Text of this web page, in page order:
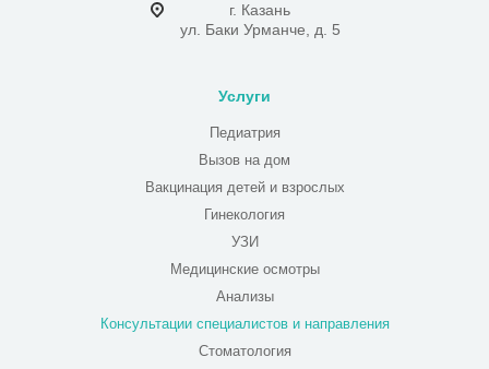
г. Казань
ул. Баки Урманче, д. 5
Услуги
Педиатрия
Вызов на дом
Вакцинация детей и взрослых
Гинекология
УЗИ
Медицинские осмотры
Анализы
Консультации специалистов и направления
Стоматология